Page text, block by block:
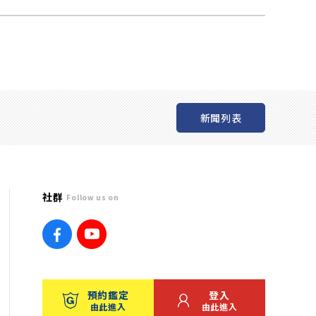
新聞列表
社群 Follow us on
預約鑑定
由此進入
登入
由此進入